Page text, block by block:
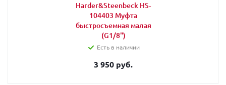
Harder&Steenbeck HS-
104403 Муфта
быстросъемная малая
(G1/8")
Есть в наличии
3 950 руб.